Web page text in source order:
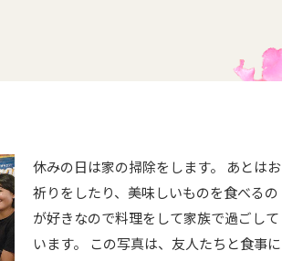
休みの日は家の掃除をします。 あとはお
祈りをしたり、美味しいものを食べるの
が好きなので料理をして家族で過ごして
います。 この写真は、友人たちと食事に